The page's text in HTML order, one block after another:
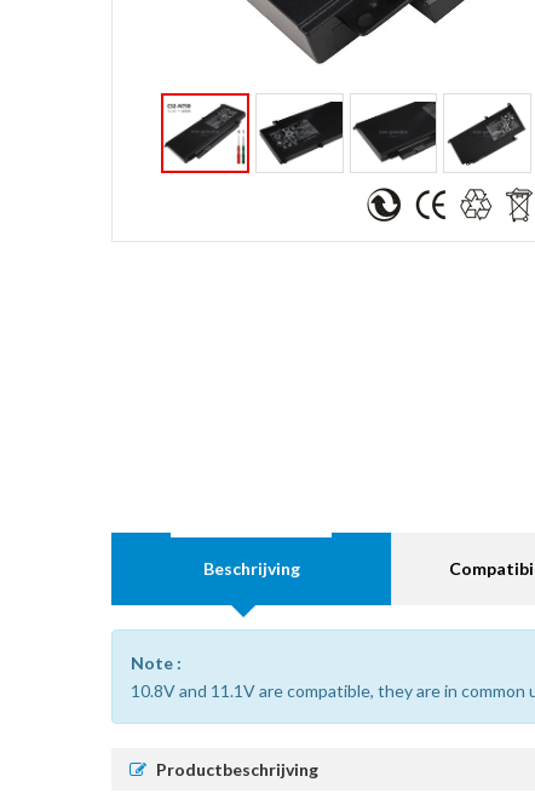
Beschrijving
Note :
10.8V and 11.1V are compatible, they are in common
Productbeschrijving